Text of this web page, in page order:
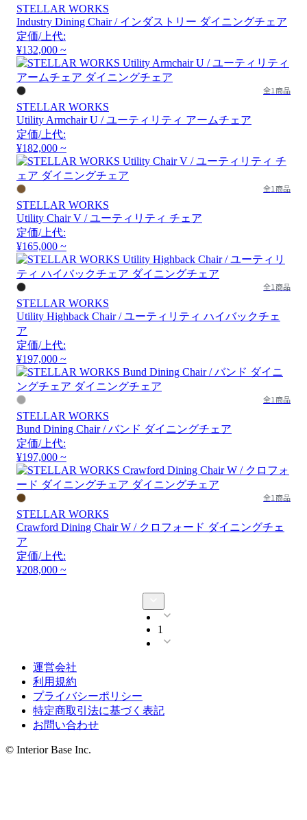
STELLAR WORKS
Industry Dining Chair / インダストリー ダイニングチェア
定価/上代:
¥132,000 ~
全1商品
STELLAR WORKS
Utility Armchair U / ユーティリティ アームチェア
定価/上代:
¥182,000 ~
全1商品
STELLAR WORKS
Utility Chair V / ユーティリティ チェア
定価/上代:
¥165,000 ~
全1商品
STELLAR WORKS
Utility Highback Chair / ユーティリティ ハイバックチェ
ア
定価/上代:
¥197,000 ~
全1商品
STELLAR WORKS
Bund Dining Chair / バンド ダイニングチェア
定価/上代:
¥197,000 ~
全1商品
STELLAR WORKS
Crawford Dining Chair W / クロフォード ダイニングチェ
ア
定価/上代:
¥208,000 ~
1
運営会社
利用規約
プライバシーポリシー
特定商取引法に基づく表記
お問い合わせ
© Interior Base Inc.